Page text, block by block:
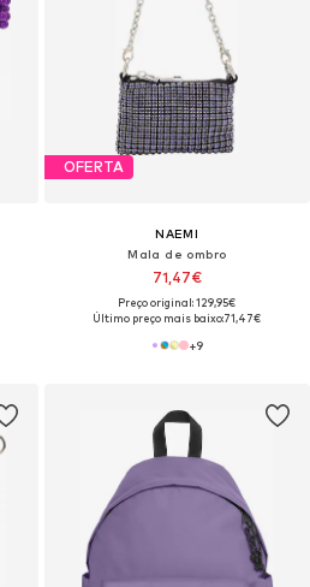
OFERTA
NAEMI
Mala de ombro
71,47€
Preço original: 129,95€
Último preço mais baixo:71,47€
+9